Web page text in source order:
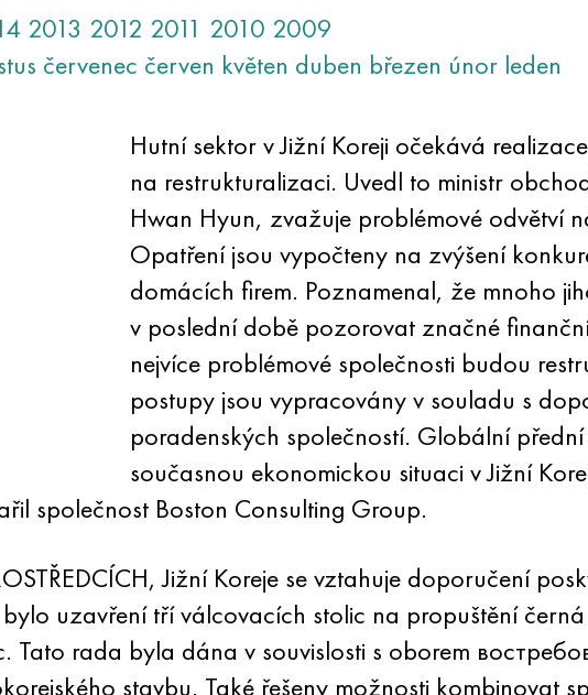
2013 2012 2011 2010 2009
červenec červen květen duben březen únor leden
Hutní sektor v Jižní Koreji očekává
na restrukturalizaci. Uvedl to ministr
Hwan Hyun, zvažuje problémové odvětví
Opatření jsou vypočteny na zvýšení
domácích firem. Poznamenal, že mnoho
v poslední době pozorovat značné
nejvíce problémové společnosti budou
postupy jsou vypracovány v souladu s
poradenských společností. Globální
současnou ekonomickou situaci v Jižní
společnost Boston Consulting Group.
Jižní Koreje se vztahuje doporučení
uzavření tří válcovacích stolic na propuštění
Tato rada byla dána v souvislosti s oborem
stavbu. Také řešeny možnosti kombinovat